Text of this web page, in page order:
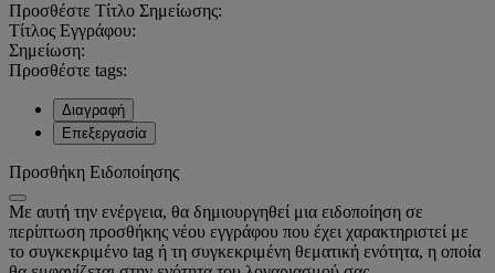
Προσθέστε Τίτλο Σημείωσης:
Τίτλος Εγγράφου:
Σημείωση:
Προσθέστε tags:
Διαγραφή
Επεξεργασία
Προσθήκη Ειδοποίησης
Με αυτή την ενέργεια, θα δημιουργηθεί μια ειδοποίηση σε
περίπτωση προσθήκης νέου εγγράφου που έχει χαρακτηριστεί με
το συγκεκριμένο tag ή τη συγκεκριμένη θεματική ενότητα, η οποία